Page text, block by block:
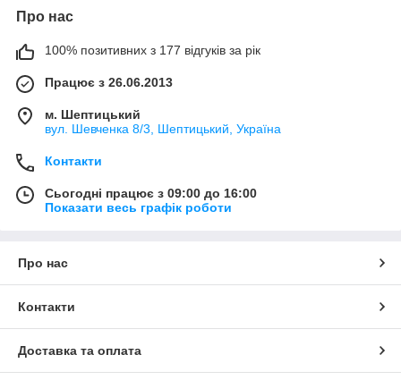
Про нас
100% позитивних з 177 відгуків за рік
Працює з 26.06.2013
м. Шептицький
вул. Шевченка 8/3, Шептицький, Україна
Контакти
Сьогодні працює з 09:00 до 16:00
Показати весь графік роботи
Про нас
Контакти
Доставка та оплата